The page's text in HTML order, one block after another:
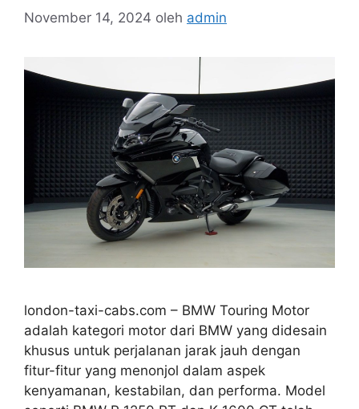
November 14, 2024 oleh admin
london-taxi-cabs.com – BMW Touring Motor
adalah kategori motor dari BMW yang didesain
khusus untuk perjalanan jarak jauh dengan
fitur-fitur yang menonjol dalam aspek
kenyamanan, kestabilan, dan performa. Model